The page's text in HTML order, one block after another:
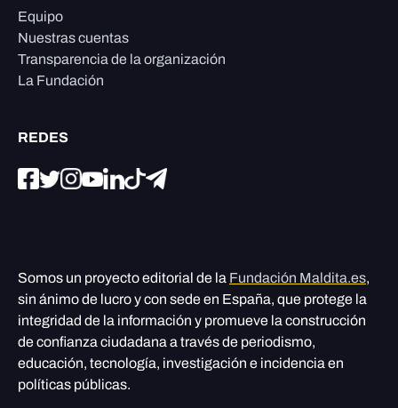
Equipo
Nuestras cuentas
Transparencia de la organización
La Fundación
REDES
Somos un proyecto editorial de la Fundación Maldita.es,
sin ánimo de lucro y con sede en España, que protege la
integridad de la información y promueve la construcción
de confianza ciudadana a través de periodismo,
educación, tecnología, investigación e incidencia en
políticas públicas.